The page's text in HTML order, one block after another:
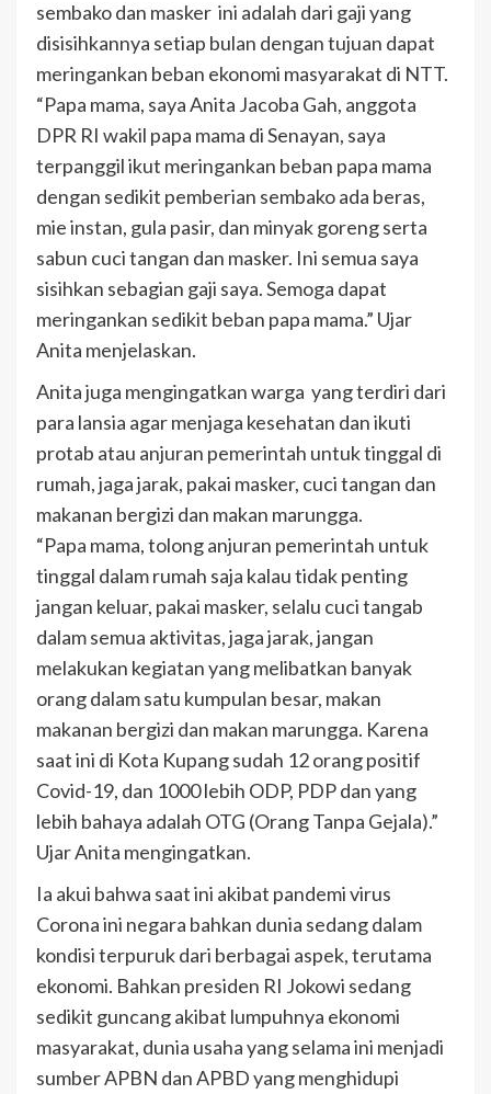
sembako dan masker ini adalah dari gaji yang
disisihkannya setiap bulan dengan tujuan dapat
meringankan beban ekonomi masyarakat di NTT.
“Papa mama, saya Anita Jacoba Gah, anggota
DPR RI wakil papa mama di Senayan, saya
terpanggil ikut meringankan beban papa mama
dengan sedikit pemberian sembako ada beras,
mie instan, gula pasir, dan minyak goreng serta
sabun cuci tangan dan masker. Ini semua saya
sisihkan sebagian gaji saya. Semoga dapat
meringankan sedikit beban papa mama.” Ujar
Anita menjelaskan.
Anita juga mengingatkan warga yang terdiri dari
para lansia agar menjaga kesehatan dan ikuti
protab atau anjuran pemerintah untuk tinggal di
rumah, jaga jarak, pakai masker, cuci tangan dan
makanan bergizi dan makan marungga.
“Papa mama, tolong anjuran pemerintah untuk
tinggal dalam rumah saja kalau tidak penting
jangan keluar, pakai masker, selalu cuci tangab
dalam semua aktivitas, jaga jarak, jangan
melakukan kegiatan yang melibatkan banyak
orang dalam satu kumpulan besar, makan
makanan bergizi dan makan marungga. Karena
saat ini di Kota Kupang sudah 12 orang positif
Covid-19, dan 1000 lebih ODP, PDP dan yang
lebih bahaya adalah OTG (Orang Tanpa Gejala).”
Ujar Anita mengingatkan.
Ia akui bahwa saat ini akibat pandemi virus
Corona ini negara bahkan dunia sedang dalam
kondisi terpuruk dari berbagai aspek, terutama
ekonomi. Bahkan presiden RI Jokowi sedang
sedikit guncang akibat lumpuhnya ekonomi
masyarakat, dunia usaha yang selama ini menjadi
sumber APBN dan APBD yang menghidupi